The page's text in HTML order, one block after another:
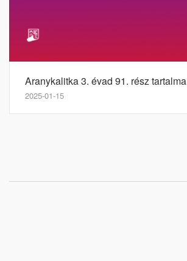
Aranykalitka 3. évad 91. rész tartalma
2025-01-15